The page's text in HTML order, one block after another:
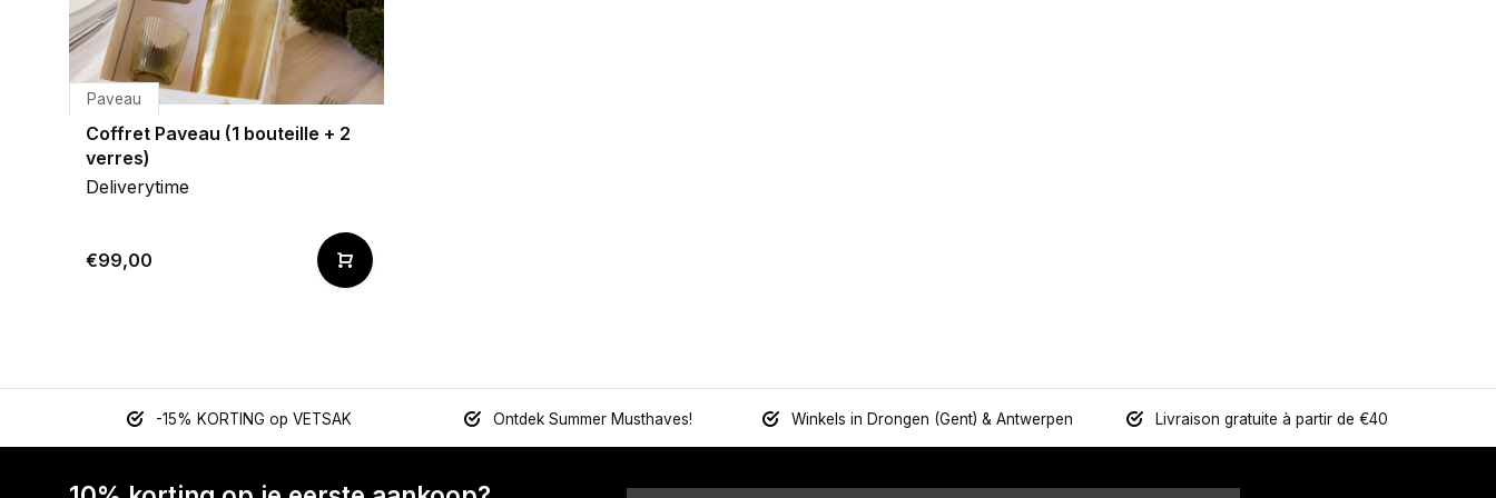
Paveau
Coffret Paveau (1 bouteille + 2
verres)
Deliverytime
€99,00
-15% KORTING op VETSAK Ontdek Summer Musthaves! Winkels in Drongen (Gent) & Antwerpen Livraison gratuite à partir de €40